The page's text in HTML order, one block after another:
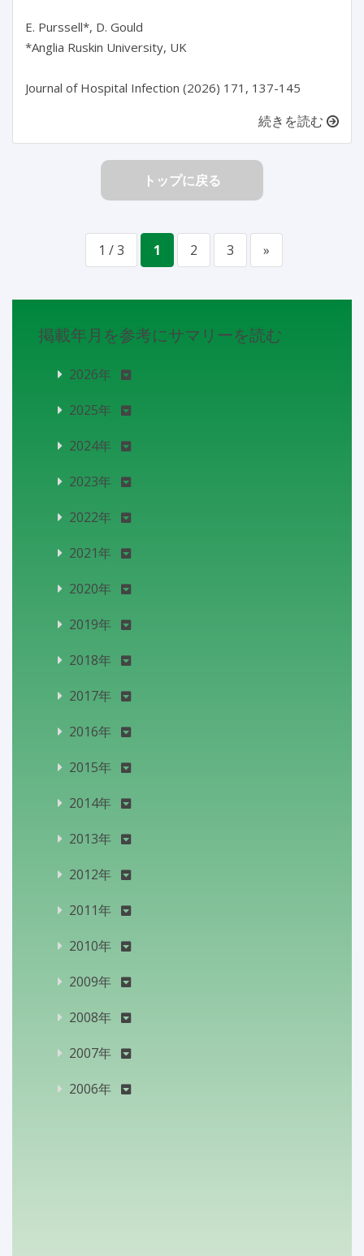
E. Purssell*, D. Gould
*Anglia Ruskin University, UK
続きを読む
トップに戻る
1 / 3 1 2 3 »
掲載年月を参考にサマリーを読む
2026年
2025年
2024年
2023年
2022年
2021年
2020年
2019年
2018年
2017年
2016年
2015年
2014年
2013年
2012年
2011年
2010年
2009年
2008年
2007年
2006年